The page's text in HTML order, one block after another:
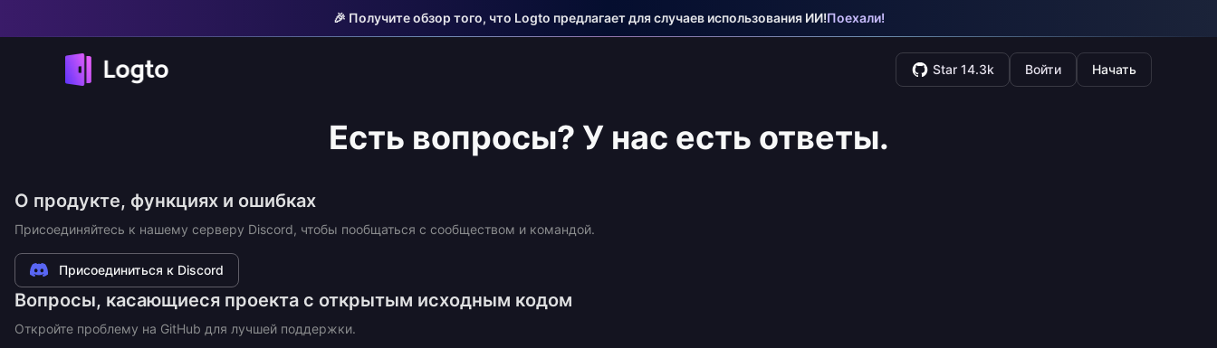
🎉 Получите обзор того, что Logto предлагает для случаев использования ИИ!Поехали!
Star 14.3k Войти Начать
Есть вопросы? У нас есть ответы.
О продукте, функциях и ошибках
Присоединяйтесь к нашему серверу Discord, чтобы пообщаться с сообществом и командой.
Присоединиться к Discord
Вопросы, касающиеся проекта с открытым исходным кодом
Откройте проблему на GitHub для лучшей поддержки.